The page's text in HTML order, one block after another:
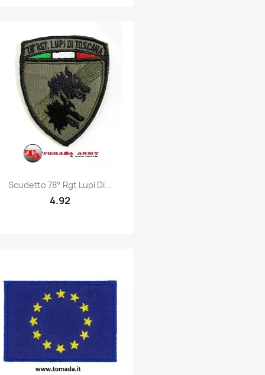
Quick view
Scudetto 78° Rgt Lupi Di...
4.92